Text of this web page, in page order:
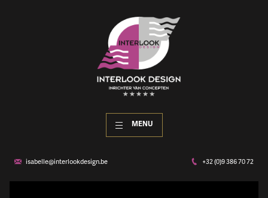
MENU
isabelle@interlookdesign.be +32 (0)9 386 70 72